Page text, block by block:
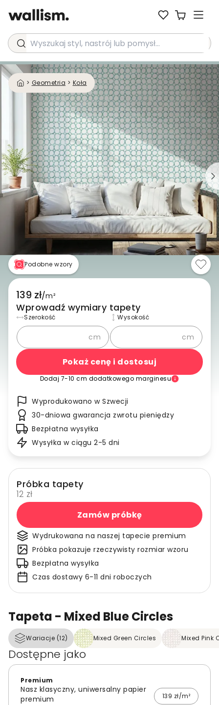
Wyszukaj styl, nastrój lub pomysł...
> Geometria > Koła
Tapeta - Mixed Blue Circles
Wariacje (12) Mixed Green Circles Mixed Pink
Dostępne jako
Premium
Nasz klasyczny, uniwersalny papier
premium
139 zł/m²
Podobne wzory
139 zł/m²
Wprowadź wymiary tapety
Szerokość
cm
Wysokość
cm
Pokaż cenę i dostosuj
Dodaj 7-10 cm dodatkowego marginesu
Wyprodukowano w Szwecji
30-dniowa gwarancja zwrotu pieniędzy
Bezpłatna wysyłka
Wysyłka w ciągu 2-5 dni
Próbka tapety
12 zł
Zamów próbkę
Wydrukowana na naszej tapecie premium
Próbka pokazuje rzeczywisty rozmiar wzoru
Bezpłatna wysyłka
Czas dostawy 6-11 dni roboczych